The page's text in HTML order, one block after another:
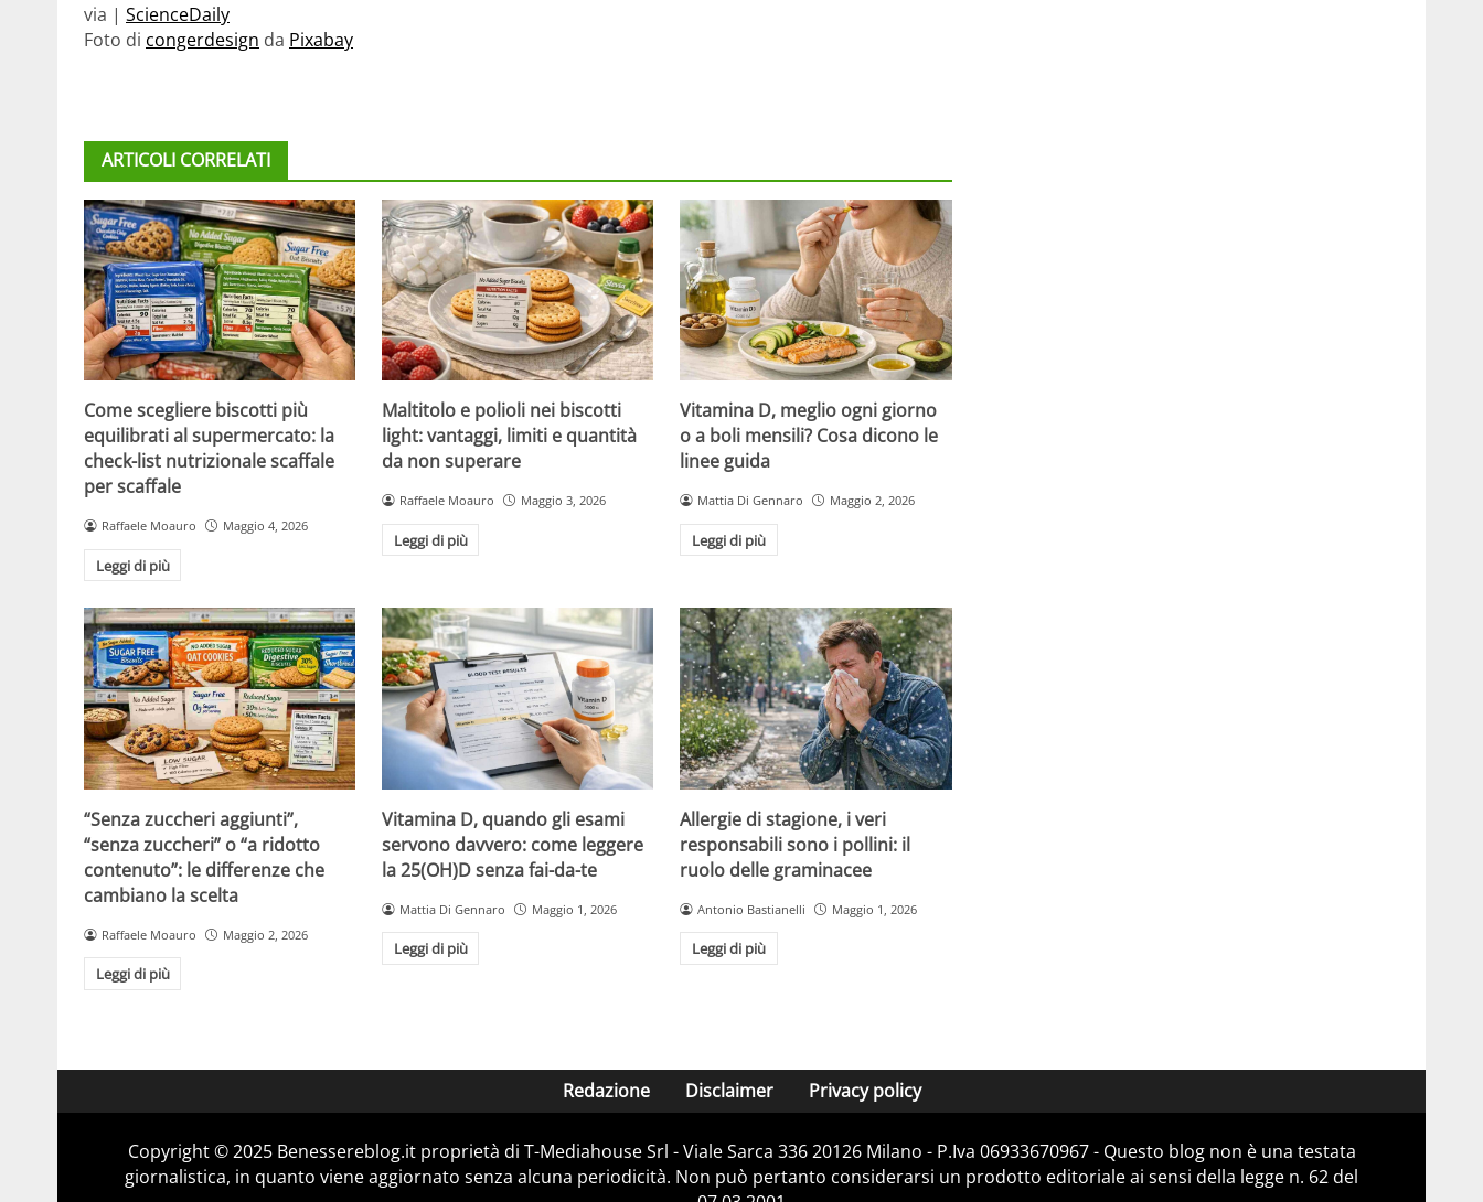
via | ScienceDaily
Foto di congerdesign da Pixabay
ARTICOLI CORRELATI
Come scegliere biscotti più
equilibrati al supermercato: la
check-list nutrizionale scaffale
per scaffale
Raffaele Moauro Maggio 4, 2026
Leggi di più
Maltitolo e polioli nei biscotti
light: vantaggi, limiti e quantità
da non superare
Raffaele Moauro Maggio 3, 2026
Leggi di più
Vitamina D, meglio ogni giorno
o a boli mensili? Cosa dicono le
linee guida
Mattia Di Gennaro Maggio 2, 2026
Leggi di più
“Senza zuccheri aggiunti”,
“senza zuccheri” o “a ridotto
contenuto”: le differenze che
cambiano la scelta
Raffaele Moauro Maggio 2, 2026
Leggi di più
Vitamina D, quando gli esami
servono davvero: come leggere
la 25(OH)D senza fai-da-te
Mattia Di Gennaro Maggio 1, 2026
Leggi di più
Allergie di stagione, i veri
responsabili sono i pollini: il
ruolo delle graminacee
Antonio Bastianelli Maggio 1, 2026
Leggi di più
Redazione Disclaimer Privacy policy
Copyright © 2025 Benessereblog.it proprietà di T-Mediahouse Srl - Viale Sarca 336 20126 Milano - P.Iva 06933670967 - Questo blog non è una testata
giornalistica, in quanto viene aggiornato senza alcuna periodicità. Non può pertanto considerarsi un prodotto editoriale ai sensi della legge n. 62 del